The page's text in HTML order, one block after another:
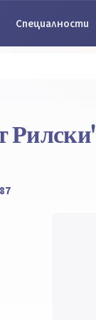
Специалности
87